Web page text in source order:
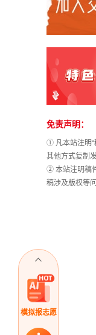
模拟报志愿
免责声明：
① 凡本站注明“
其他方式复制
② 本站注明稿
稿涉及版权等